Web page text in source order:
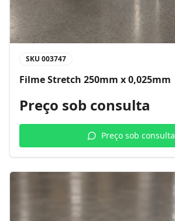
SKU 003747
Filme Stretch 250mm x 0,025mm
Preço sob consulta
Preço sob consulta